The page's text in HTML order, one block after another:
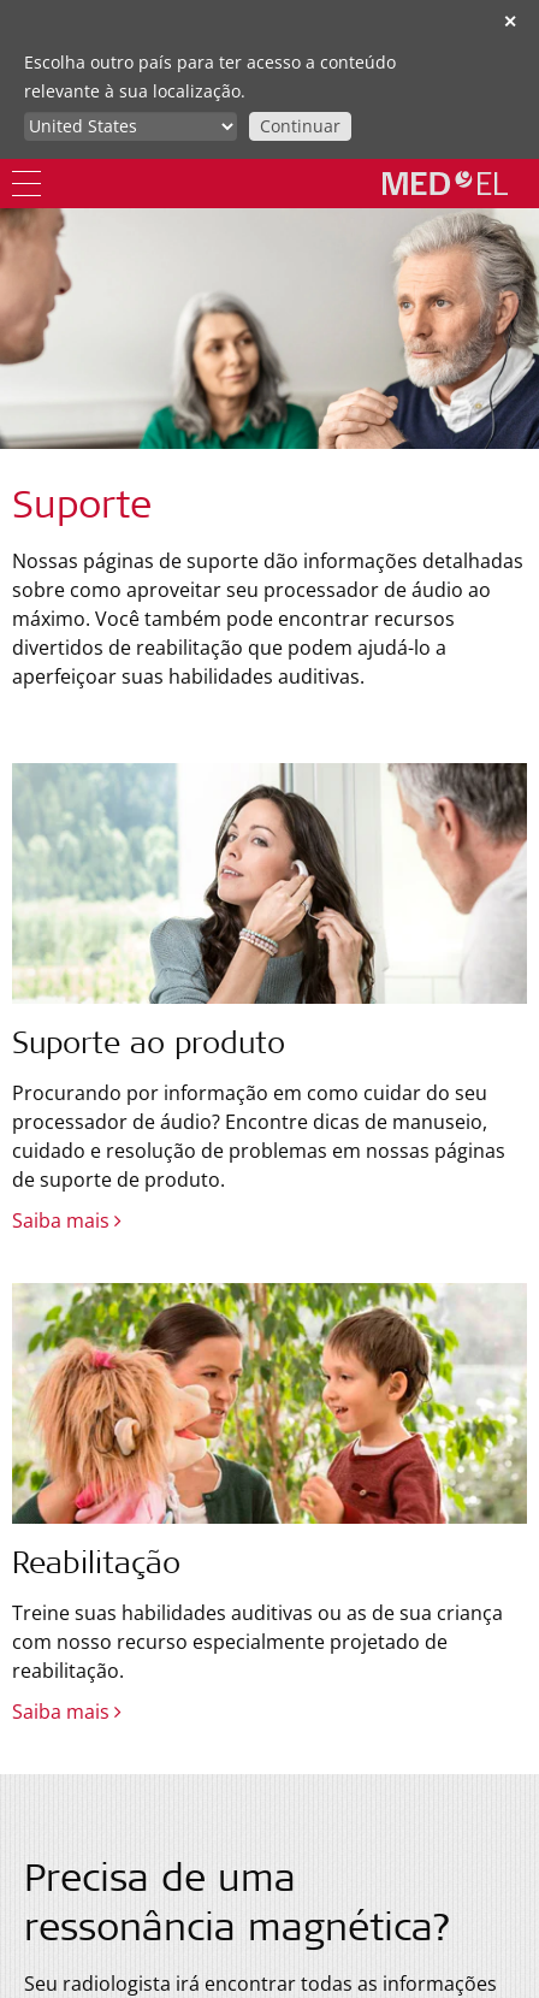
✕
Escolha outro país para ter acesso a conteúdo
relevante à sua localização.
Continuar
Suporte
Nossas páginas de suporte dão informações detalhadas
sobre como aproveitar seu processador de áudio ao
máximo. Você também pode encontrar recursos
divertidos de reabilitação que podem ajudá-lo a
aperfeiçoar suas habilidades auditivas.
Suporte ao produto
Procurando por informação em como cuidar do seu
processador de áudio? Encontre dicas de manuseio,
cuidado e resolução de problemas em nossas páginas
de suporte de produto.
Saiba mais
Reabilitação
Treine suas habilidades auditivas ou as de sua criança
com nosso recurso especialmente projetado de
reabilitação.
Saiba mais
Precisa de uma
ressonância magnética?
Seu radiologista irá encontrar todas as informações